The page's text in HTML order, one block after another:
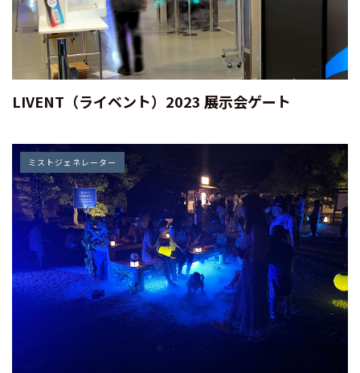
LIVENT（ライベント）2023 展示会ゲート
ミストジェネレーター